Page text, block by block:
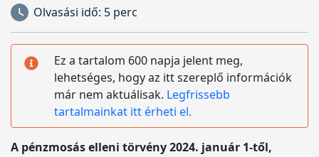
Olvasási idő: 5 perc
Ez a tartalom 600 napja jelent meg,
lehetséges, hogy az itt szereplő információk
már nem aktuálisak. Legfrissebb
tartalmainkat itt érheti el.
A pénzmosás elleni törvény 2024. január 1-től,